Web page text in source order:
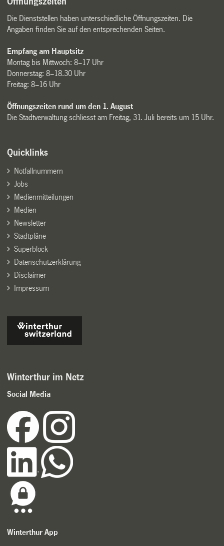
Die Dienststellen haben unterschiedliche Öffnungszeiten. Die
Angaben finden Sie auf den entsprechenden Seiten.
Empfang am Hauptsitz
Montag bis Mittwoch: 8–17 Uhr
Donnerstag: 8–18.30 Uhr
Freitag: 8–16 Uhr
Öffnungszeiten rund um den 1. August
Die Stadtverwaltung schliesst am Freitag, 31. Juli bereits um 15 Uhr.
Quicklinks
Notfallnummern
Jobs
Medienmitteilungen
Medien
Newsletter
Stadtpläne
Superblock
Datenschutzerklärung
Disclaimer
Impressum
Winterthur im Netz
Social Media
Winterthur App